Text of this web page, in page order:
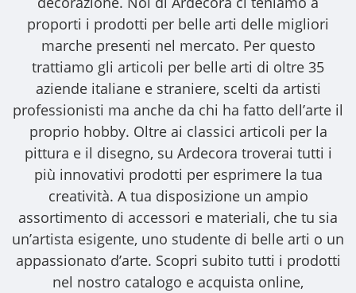
proporti i prodotti per belle arti delle migliori
marche presenti nel mercato. Per questo
trattiamo gli articoli per belle arti di oltre 35
aziende italiane e straniere, scelti da artisti
professionisti ma anche da chi ha fatto dell’arte il
proprio hobby. Oltre ai classici articoli per la
pittura e il disegno, su Ardecora troverai tutti i
più innovativi prodotti per esprimere la tua
creatività. A tua disposizione un ampio
assortimento di accessori e materiali, che tu sia
un’artista esigente, uno studente di belle arti o un
appassionato d’arte. Scopri subito tutti i prodotti
nel nostro catalogo e acquista online,